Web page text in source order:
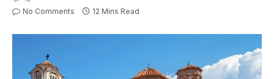
No Comments 12 Mins Read